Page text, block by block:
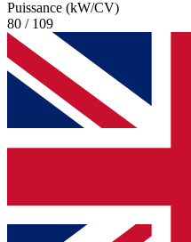
Puissance (kW/CV)
80 / 109